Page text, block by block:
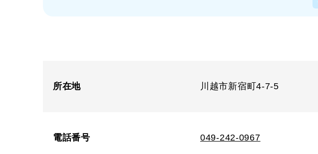
所在地 川越市新宿町4-7-5
電話番号 049-242-0967